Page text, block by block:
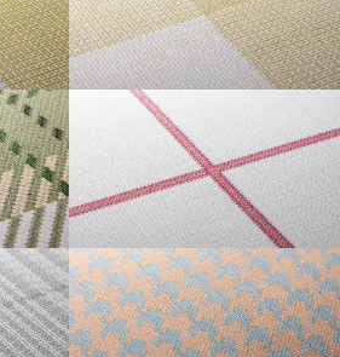
950mm×47m（有効巾900mm・m切売り）
NM-5450
MFN-3734
て |
以上の商品はリピートレスタイプです。
注文の際は、必ずRepeat Imageをご確認いた
。
量は、本売り(W900mmxH2700mm/本)となり
外での使用はお避けください。天井や間接照
つ場所にご使用になる場合は、ご注意下さ
について |
要尺が無地系の商品よりも多くなりますので
本帳の「リピート」表示を参考に柄合わせし
不燃
ード※② 不燃
※③
-
-
ード※② -
※③ -
GINGHAM S
GRAPH CHECK